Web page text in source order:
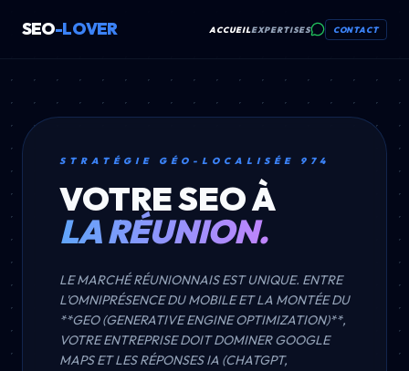
SEO-LOVER ACCUEILEXPERTISES CONTACT
STRATÉGIE GÉO-LOCALISÉE 974
VOTRE SEO À
LA RÉUNION.
LE MARCHÉ RÉUNIONNAIS EST UNIQUE. ENTRE
L'OMNIPRÉSENCE DU MOBILE ET LA MONTÉE DU
**GEO (GENERATIVE ENGINE OPTIMIZATION)**,
VOTRE ENTREPRISE DOIT DOMINER GOOGLE
MAPS ET LES RÉPONSES IA (CHATGPT,